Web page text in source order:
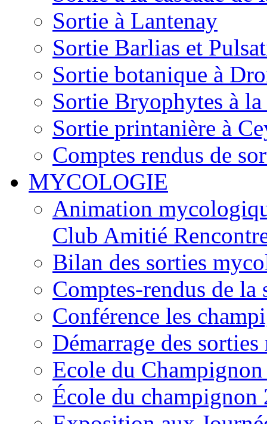
Sortie à Lantenay
Sortie Barlias et
Sortie botanique à
Sortie Bryophytes à la
Sortie printanière à
Comptes rendus de
MYCOLOGIE
Animation
Club Amitié
Bilan des sorties
Comptes-rendus de
Conférence les
Démarrage des
Ecole du
École du champignon